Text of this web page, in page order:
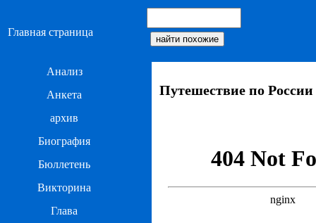
Главная страница
Анализ
Анкета
архив
Биография
Бюллетень
Викторина
Глава
Путешествие по России